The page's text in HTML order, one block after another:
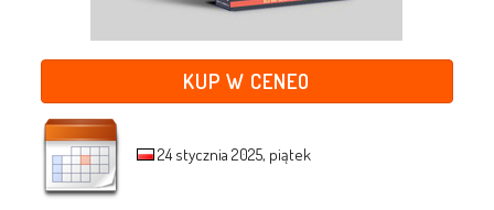
KUP W CENEO
24 stycznia 2025, piątek